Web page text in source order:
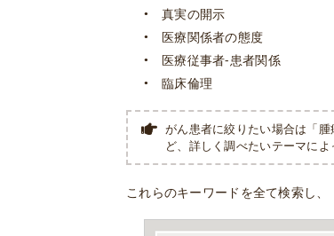
真実の開示
医療関係者の態度
医療従事者-患者関係
臨床倫理
がん患者に絞りたい場合は「
ど、詳しく調べたいテーマによ
これらのキーワードを全て検索し